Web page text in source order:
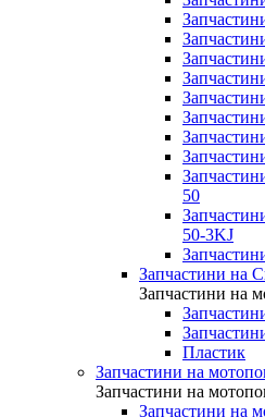
50
50-3KJ
Запчастини на
Запчастини на
Пластик
Запчастини на
Запчастини на
Запчастини на